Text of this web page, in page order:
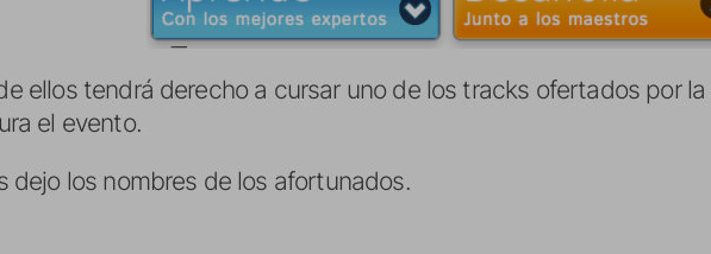
ellos tendrá derecho a cursar uno de los tracks ofertados por
el evento.
dejo los nombres de los afortunados.